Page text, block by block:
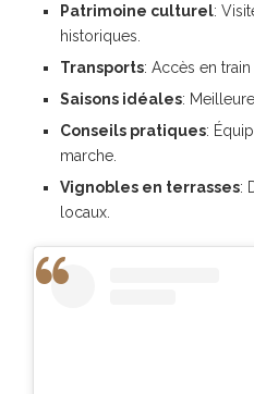
Patrimoine culturel:
historiques.
Transports: Accès en
Saisons idéales:
Conseils pratiques:
marche.
Vignobles en terrasses:
locaux.